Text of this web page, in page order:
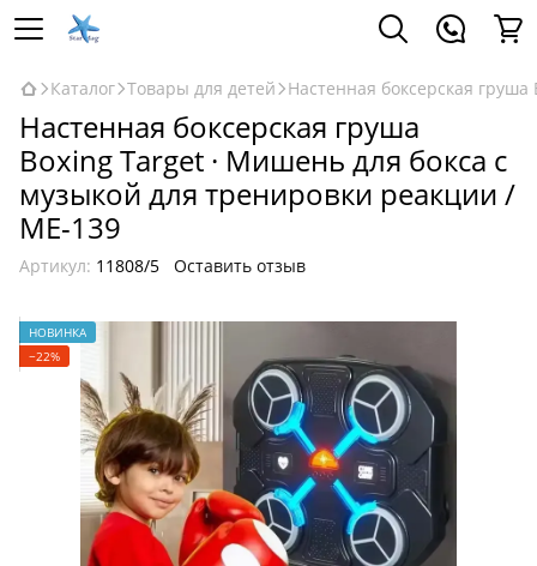
Каталог Товары для детей Настенная боксерская
Настенная боксерская груша
Boxing Target · Мишень для бокса с
музыкой для тренировки реакции /
ME-139
Артикул: 11808/5 Оставить отзыв
НОВИНКА
−22%